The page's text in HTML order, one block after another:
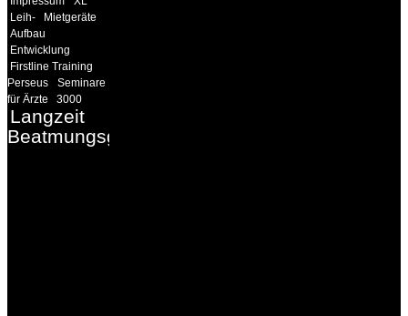
Leih-
Mietgeräte
Aufbau
Entwicklung
Firstline Training
Perseus
Seminare
für Ärzte
3000
Langzeit
Beatmungsgeräte